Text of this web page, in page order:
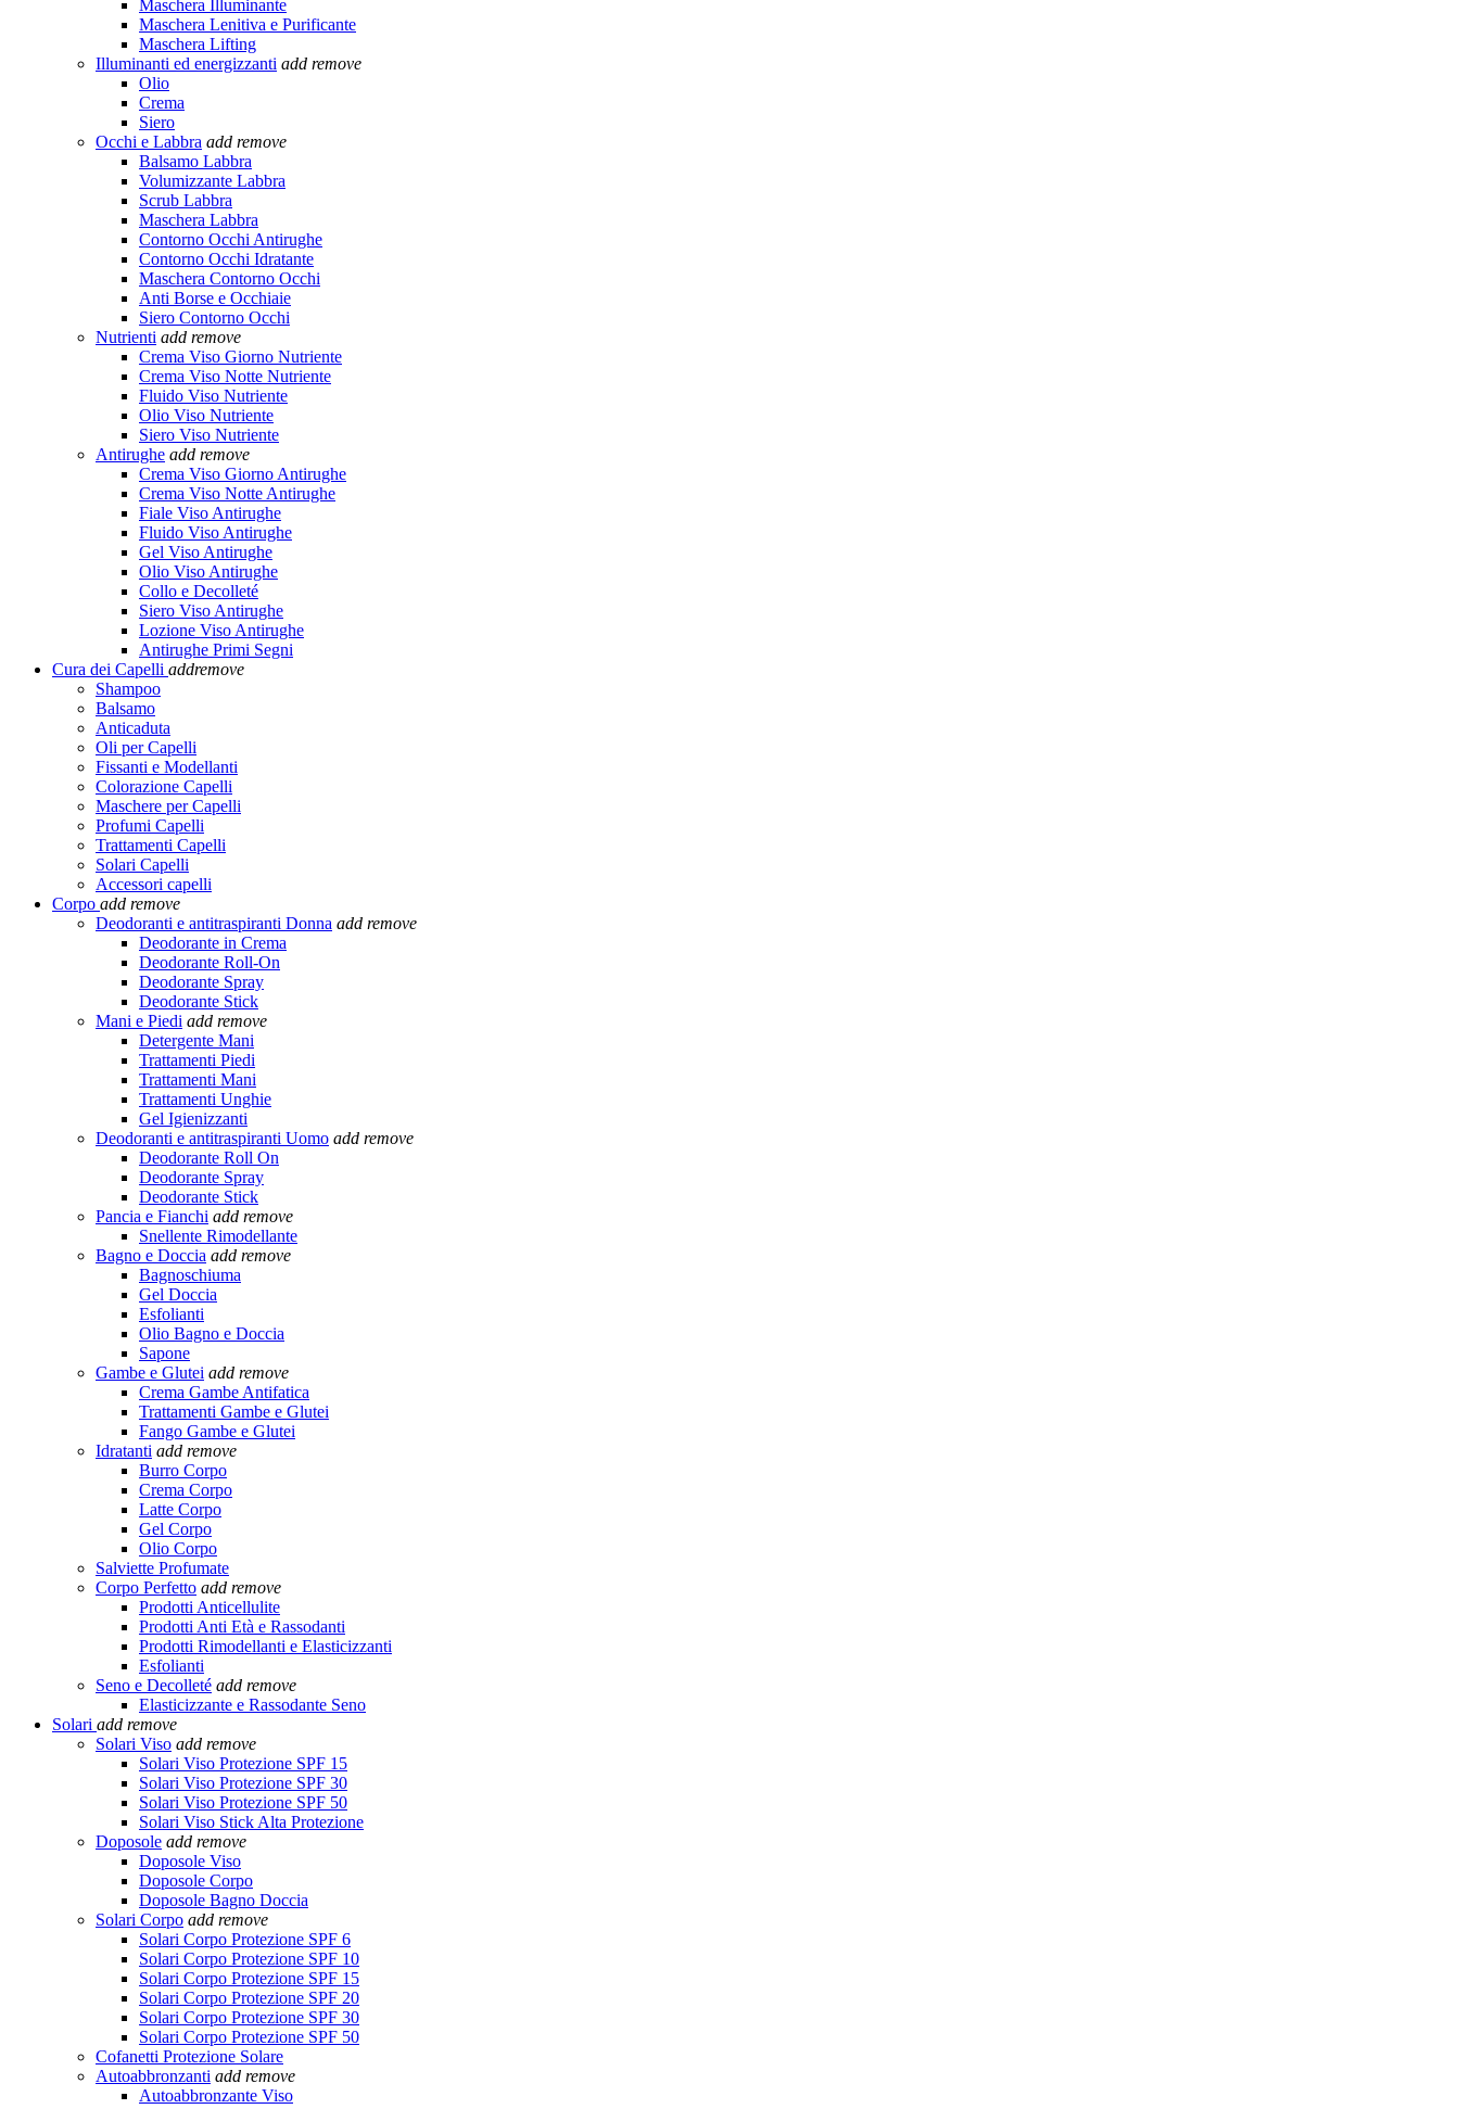
Maschera Illuminante
Maschera Lenitiva e Purificante
Maschera Lifting
Illuminanti ed energizzanti add remove
Olio
Crema
Siero
Occhi e Labbra add remove
Balsamo Labbra
Volumizzante Labbra
Scrub Labbra
Maschera Labbra
Contorno Occhi Antirughe
Contorno Occhi Idratante
Maschera Contorno Occhi
Anti Borse e Occhiaie
Siero Contorno Occhi
Nutrienti add remove
Crema Viso Giorno Nutriente
Crema Viso Notte Nutriente
Fluido Viso Nutriente
Olio Viso Nutriente
Siero Viso Nutriente
Antirughe add remove
Crema Viso Giorno Antirughe
Crema Viso Notte Antirughe
Fiale Viso Antirughe
Fluido Viso Antirughe
Gel Viso Antirughe
Olio Viso Antirughe
Collo e Decolleté
Siero Viso Antirughe
Lozione Viso Antirughe
Antirughe Primi Segni
Cura dei Capelli addremove
Shampoo
Balsamo
Anticaduta
Oli per Capelli
Fissanti e Modellanti
Colorazione Capelli
Maschere per Capelli
Profumi Capelli
Trattamenti Capelli
Solari Capelli
Accessori capelli
Corpo add remove
Deodoranti e antitraspiranti Donna add remove
Deodorante in Crema
Deodorante Roll-On
Deodorante Spray
Deodorante Stick
Mani e Piedi add remove
Detergente Mani
Trattamenti Piedi
Trattamenti Mani
Trattamenti Unghie
Gel Igienizzanti
Deodoranti e antitraspiranti Uomo add remove
Deodorante Roll On
Deodorante Spray
Deodorante Stick
Pancia e Fianchi add remove
Snellente Rimodellante
Bagno e Doccia add remove
Bagnoschiuma
Gel Doccia
Esfolianti
Olio Bagno e Doccia
Sapone
Gambe e Glutei add remove
Crema Gambe Antifatica
Trattamenti Gambe e Glutei
Fango Gambe e Glutei
Idratanti add remove
Burro Corpo
Crema Corpo
Latte Corpo
Gel Corpo
Olio Corpo
Salviette Profumate
Corpo Perfetto add remove
Prodotti Anticellulite
Prodotti Anti Età e Rassodanti
Prodotti Rimodellanti e Elasticizzanti
Esfolianti
Seno e Decolleté add remove
Elasticizzante e Rassodante Seno
Solari add remove
Solari Viso add remove
Solari Viso Protezione SPF 15
Solari Viso Protezione SPF 30
Solari Viso Protezione SPF 50
Solari Viso Stick Alta Protezione
Doposole add remove
Doposole Viso
Doposole Corpo
Doposole Bagno Doccia
Solari Corpo add remove
Solari Corpo Protezione SPF 6
Solari Corpo Protezione SPF 10
Solari Corpo Protezione SPF 15
Solari Corpo Protezione SPF 20
Solari Corpo Protezione SPF 30
Solari Corpo Protezione SPF 50
Cofanetti Protezione Solare
Autoabbronzanti add remove
Autoabbronzante Viso